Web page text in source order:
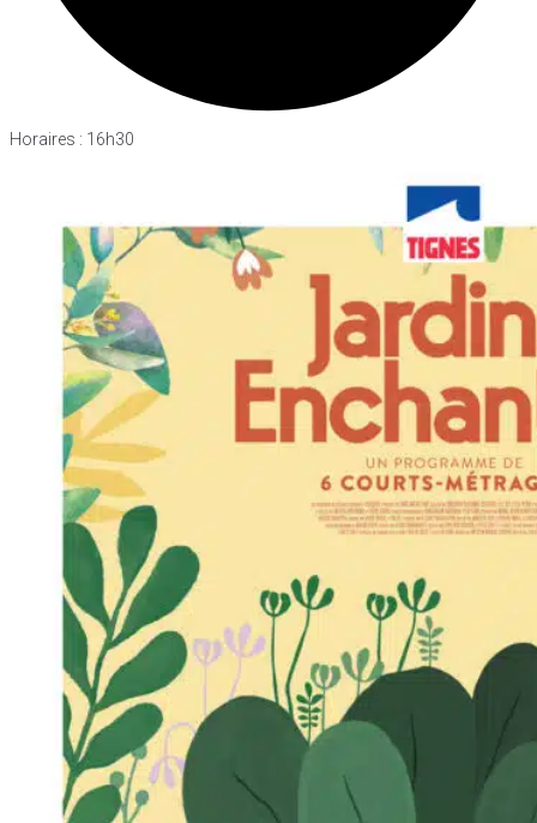
Horaires : 16h30